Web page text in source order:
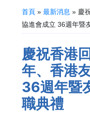
首頁 » 最新消息 » 慶
協進會成立 36週年暨
慶祝香港
年、香港
36週年暨
職典禮